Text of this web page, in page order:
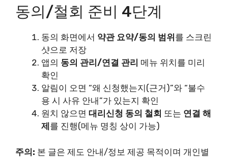
동의/철회 준비 4단계
동의 화면에서 약관 요약/동의 범위 를 스크린
샷으로 저장
앱의 동의 관리/연결 관리 메뉴 위치를 미리
확인
알림이 오면 “왜 신청했는지(근거)”와 “불수
용 시 사유 안내”가 있는지 확인
원치 않으면 대리신청 동의 철회 또는 연결 해
제 를 진행(메뉴 명칭 상이 가능)
주의: 본 글은 제도 안내/정보 제공 목적이며 개인별